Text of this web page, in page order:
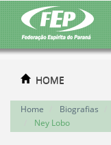
HOME
Home Biografias
Ney Lobo